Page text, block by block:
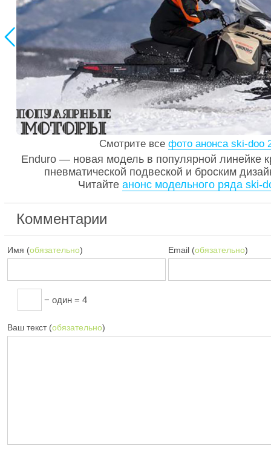

Смотрите все фото анонса ski-doo
Enduro — новая модель в популярной линейке
пневматической подвеской и броским
Читайте анонс модельного ряда ski-
Комментарии
Имя (обязательно) Email (обязательно)
− один = 4
Ваш текст (обязательно)